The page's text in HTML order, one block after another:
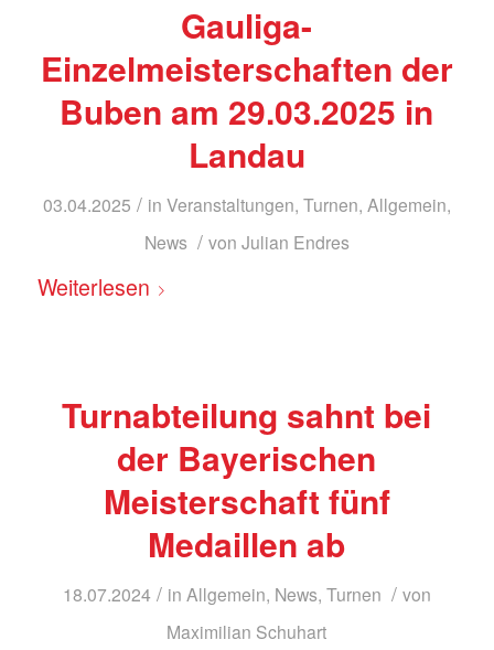
Gauliga-
Einzelmeisterschaften der
Buben am 29.03.2025 in
Landau
03.04.2025 / in Veranstaltungen, Turnen, Allgemein,
News / von Julian Endres
Weiterlesen
Turnabteilung sahnt bei
der Bayerischen
Meisterschaft fünf
Medaillen ab
18.07.2024 / in Allgemein, News, Turnen / von
Maximilian Schuhart